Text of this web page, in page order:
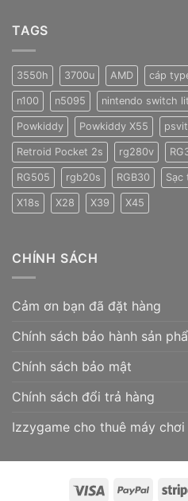
TAGS
3550h 3700u AMD cáp
n100 n5095 nintendo switch
Powkiddy Powkiddy X55
Retroid Pocket 2s rg280v
RG505 rgb20s RGB30 Sạc
X18s X28 X39 X45
CHÍNH SÁCH
Cảm ơn bạn đã đặt hàng
Chính sách bảo hành sản
Chính sách bảo mật
Chính sách đổi trả hàng
Izzygame cho thuê máy
Visa PayPal